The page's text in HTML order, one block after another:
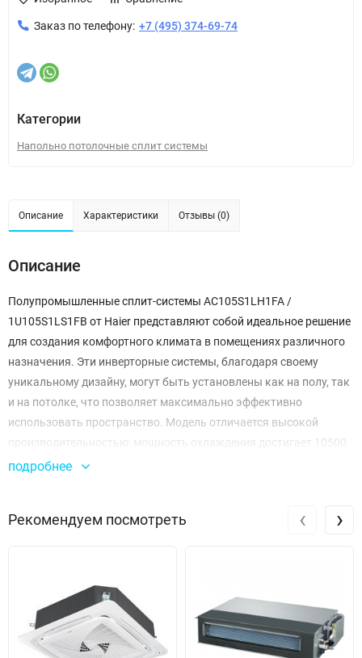
Заказ по телефону: +7 (495) 374-69-74
Категории
Напольно потолочные сплит системы
Описание Характеристики Отзывы (0)
Описание
Полупромышленные сплит-системы AC105S1LH1FA /
1U105S1LS1FB от Haier представляют собой идеальное решение
для создания комфортного климата в помещениях различного
назначения. Эти инверторные системы, благодаря своему
уникальному дизайну, могут быть установлены как на полу, так
и на потолке, что позволяет максимально эффективно
использовать пространство. Модель отличается высокой
производительностью: мощность охлаждения достигает 10500
Вт, а нагрева — 11500 Вт. Это делает её подходящей для
на электроэнергию будут минимальными. Сплит-система
работает с хладагентом R32, который не только эффективен, но
и экологически безопасен.
подробнее
Рекомендуем посмотреть ‹ ›